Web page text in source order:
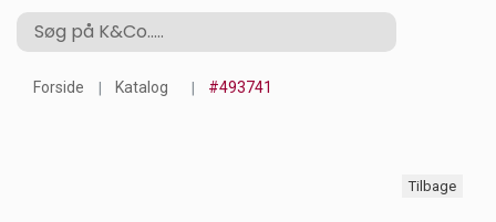
Forside Katalog #493741
Tilbage